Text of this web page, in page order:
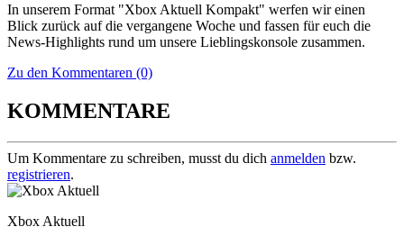
In unserem Format "Xbox Aktuell Kompakt" werfen wir einen
Blick zurück auf die vergangene Woche und fassen für euch die
News-Highlights rund um unsere Lieblingskonsole zusammen.
Zu den Kommentaren (0)
KOMMENTARE
Um Kommentare zu schreiben, musst du dich anmelden bzw.
registrieren.
Xbox Aktuell